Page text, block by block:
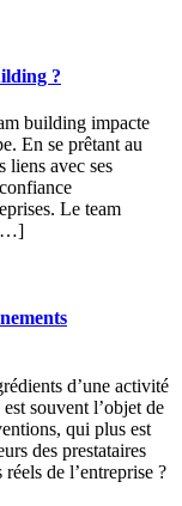
?
building impacte
En se prêtant au
liens avec ses
Le team
[…]
d’une activité
souvent l’objet de
qui plus est
des prestataires
de l’entreprise ?